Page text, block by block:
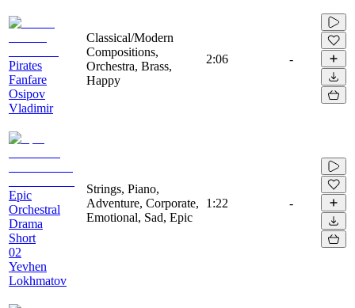
Pirates
Fanfare
Osipov
Vladimir
Classical/Modern
Compositions,
Orchestra, Brass,
Happy
2:06 -
Epic
Orchestral
Drama
Short
02
Yevhen
Lokhmatov
Strings, Piano,
Adventure, Corporate,
Emotional, Sad, Epic
1:22 -